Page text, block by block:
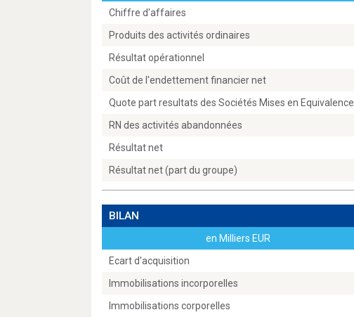
Chiffre d'affaires
Produits des activités ordinaires
Résultat opérationnel
Coût de l'endettement financier net
Quote part resultats des Sociétés Mises en Equivalence
RN des activités abandonnées
Résultat net
Résultat net (part du groupe)
BILAN
en Milliers EUR
Ecart d'acquisition
Immobilisations incorporelles
Immobilisations corporelles